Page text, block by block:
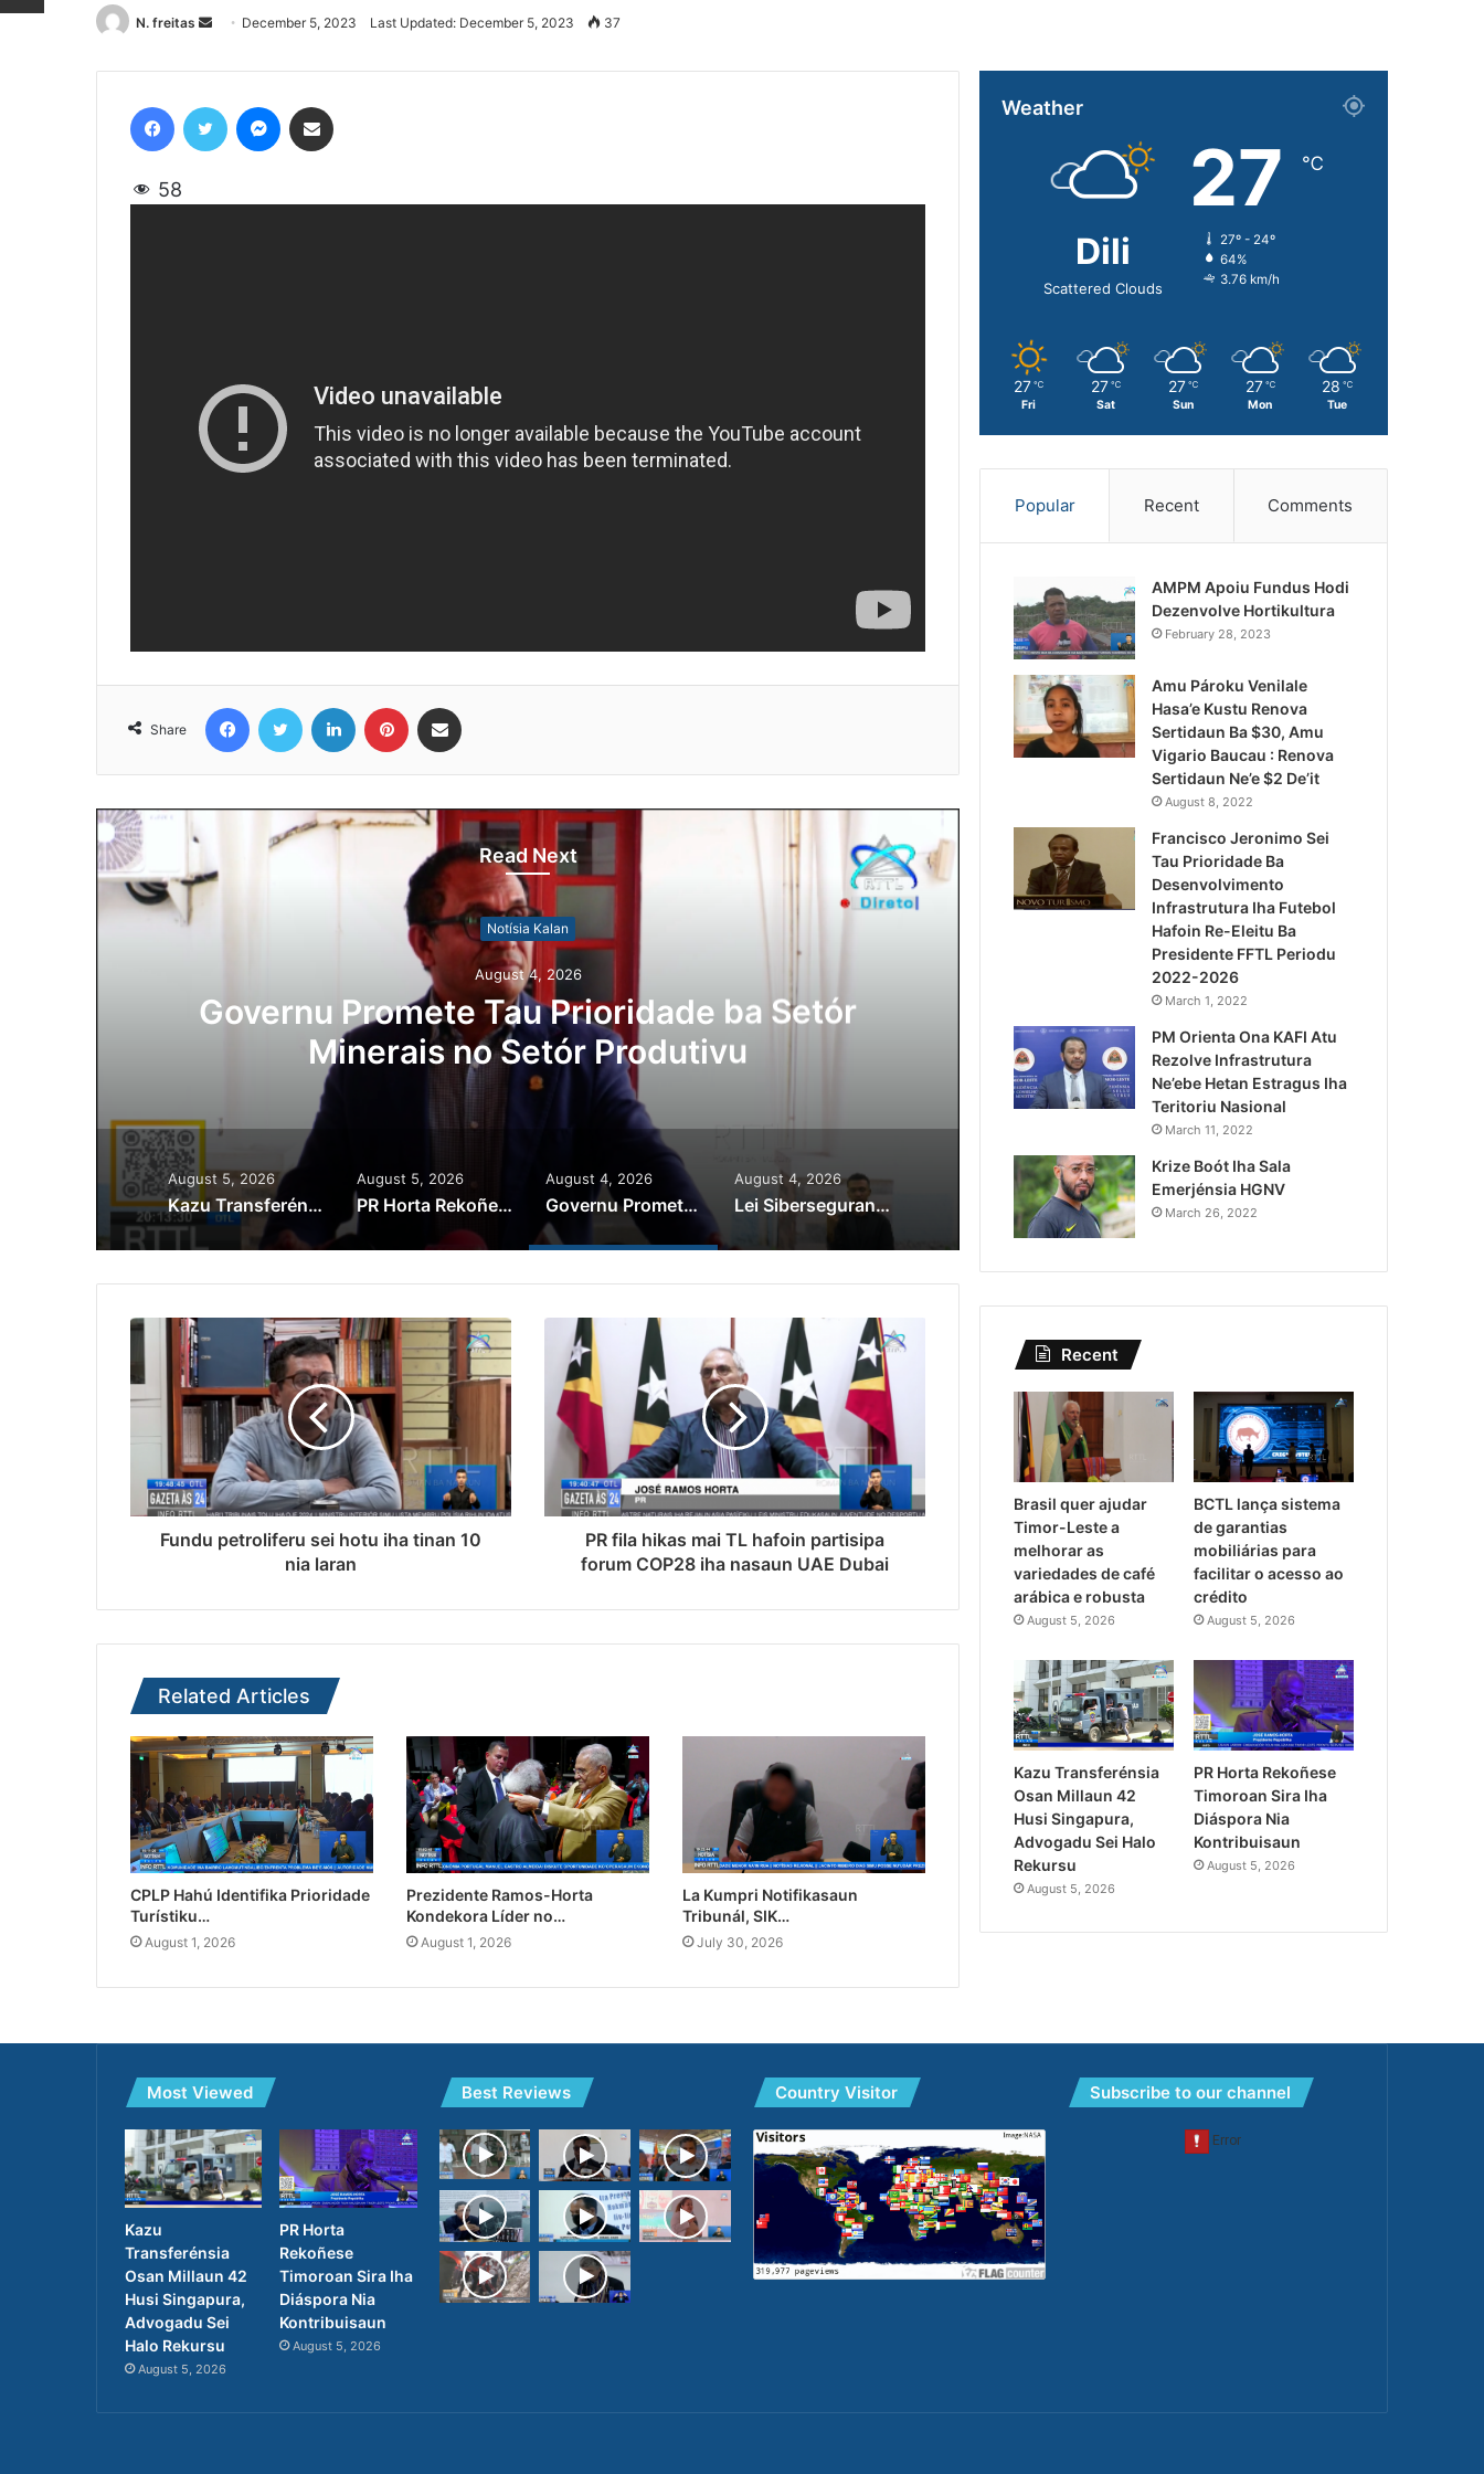
N. freitas
Send
email
December 5, 2023 Last Updated: December 5, 2023 37
58
Share
Read Next
Notísia Kalan
August 4, 2026
Governu Promete Tau Prioridade ba Setór
Minerais no Setór Produtivu
Lei Siberseguransa Ajuda
Kaptura Autór Kriminozu
Estranjeiru
August 5, 2026
Kazu Transferénsia Osan Millaun 42 Husi Singapura, Advogadu Sei Halo Rekursu
August 5, 2026
PR Horta Rekoñese Timoroan Sira Iha Diáspora Nia Kontribuisaun
August 4, 2026
Governu Promete Tau Prioridade ba Setór Minerais no Setór Produtivu
August 4, 2026
Lei Siberseguransa Ajuda Autoridade Polisiál Kaptura Autór Kriminozu ho Paradeiru Iha Estranjeiru
Fundu petroliferu sei hotu iha tinan 10
nia laran
PR fila hikas mai TL hafoin partisipa
forum COP28 iha nasaun UAE Dubai
Related Articles
CPLP Hahú Identifika Prioridade
Turístiku…
August 1, 2026
Prezidente Ramos-Horta
Kondekora Líder no…
August 1, 2026
La Kumpri Notifikasaun
Tribunál, SIK…
July 30, 2026
Weather
Dili
Scattered Clouds
27 ℃
27º - 24º
64%
3.76 km/h
27 ℃
Fri
27 ℃
Sat
27 ℃
Sun
27 ℃
Mon
28 ℃
Tue
Popular Recent Comments
AMPM Apoiu Fundus Hodi
Dezenvolve Hortikultura
February 28, 2023
Amu Pároku Venilale
Hasa’e Kustu Renova
Sertidaun Ba $30, Amu
Vigario Baucau : Renova
Sertidaun Ne’e $2 De’it
August 8, 2022
Francisco Jeronimo Sei
Tau Prioridade Ba
Desenvolvimento
Infrastrutura Iha Futebol
Hafoin Re-Eleitu Ba
Presidente FFTL Periodu
2022-2026
March 1, 2022
PM Orienta Ona KAFI Atu
Rezolve Infrastrutura
Ne’ebe Hetan Estragus Iha
Teritoriu Nasional
March 11, 2022
Krize Boót Iha Sala
Emerjénsia HGNV
March 26, 2022
Recent
Brasil quer ajudar
Timor-Leste a
melhorar as
variedades de café
arábica e robusta
August 5, 2026
BCTL lança sistema
de garantias
mobiliárias para
facilitar o acesso ao
crédito
August 5, 2026
Kazu Transferénsia
Osan Millaun 42
Husi Singapura,
Advogadu Sei Halo
Rekursu
August 5, 2026
PR Horta Rekoñese
Timoroan Sira Iha
Diáspora Nia
Kontribuisaun
August 5, 2026
Most Viewed
Kazu
Transferénsia
Osan Millaun 42
Husi Singapura,
Advogadu Sei
Halo Rekursu
August 5, 2026
PR Horta
Rekoñese
Timoroan Sira Iha
Diáspora Nia
Kontribuisaun
August 5, 2026
Best Reviews Country Visitor Subscribe to our channel